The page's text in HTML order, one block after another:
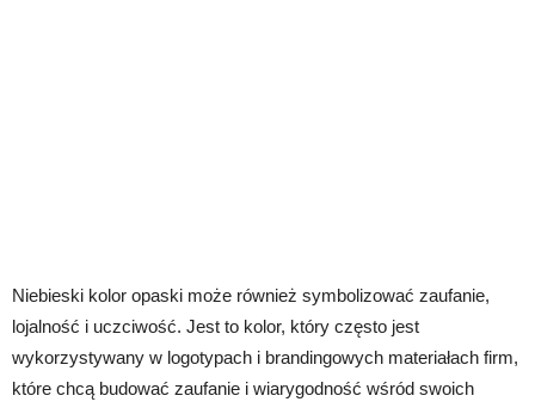
Niebieski kolor opaski może również symbolizować zaufanie,
lojalność i uczciwość. Jest to kolor, który często jest
wykorzystywany w logotypach i brandingowych materiałach firm,
które chcą budować zaufanie i wiarygodność wśród swoich